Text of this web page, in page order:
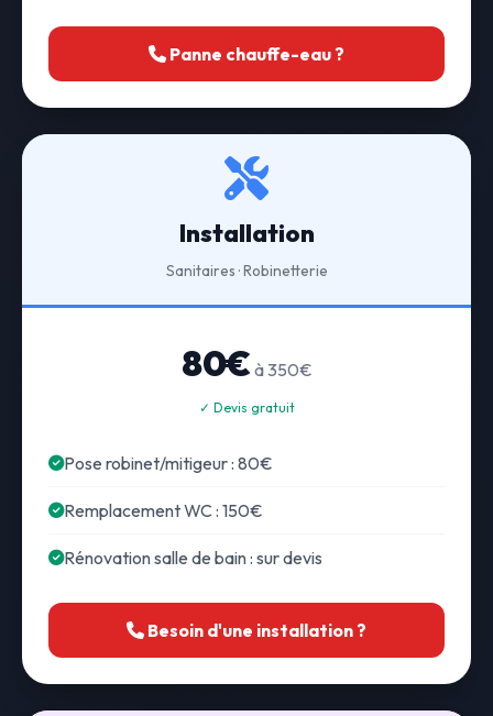
Panne chauffe-eau ?
Installation
Sanitaires · Robinetterie
80€ à 350€
✓ Devis gratuit
Pose robinet/mitigeur : 80€
Remplacement WC : 150€
Rénovation salle de bain : sur devis
Besoin d'une installation ?